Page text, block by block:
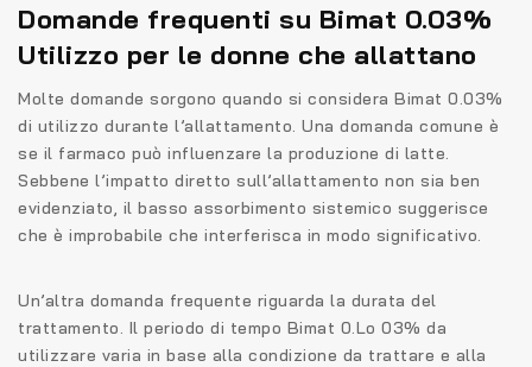
Domande frequenti su Bimat 0.03%
Utilizzo per le donne che allattano
Molte domande sorgono quando si considera Bimat 0.03%
di utilizzo durante l’allattamento. Una domanda comune è
se il farmaco può influenzare la produzione di latte.
Sebbene l’impatto diretto sull’allattamento non sia ben
evidenziato, il basso assorbimento sistemico suggerisce
che è improbabile che interferisca in modo significativo.
Un’altra domanda frequente riguarda la durata del
trattamento. Il periodo di tempo Bimat 0.Lo 03% da
utilizzare varia in base alla condizione da trattare e alla